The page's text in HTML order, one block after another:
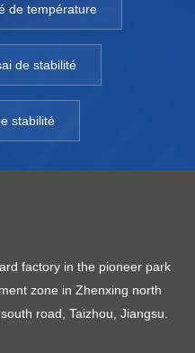
de température
de stabilité
stabilité
factory in the pioneer park
zone in Zhenxing north
road, Taizhou, Jiangsu.